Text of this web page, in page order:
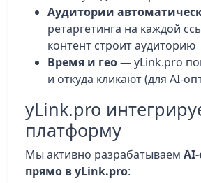
Аудитории
ретаргетинга на каждой
контент строит аудиторию
Время и гео— yLink.pro
и откуда кликают (для AI-
yLink.pro
платформу
Мы активно разрабатываем
прямо в yLink.pro: